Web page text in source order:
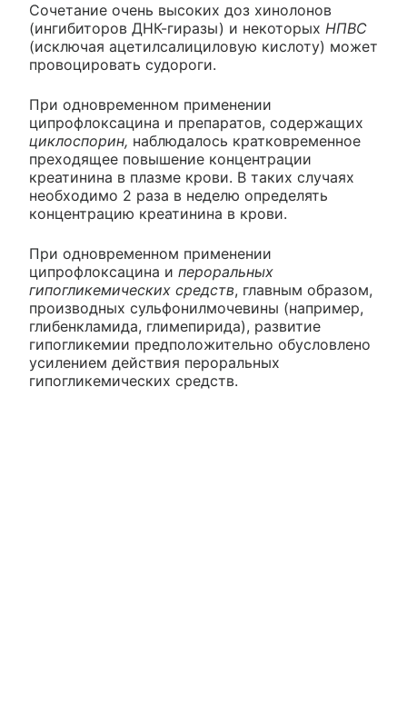
Сочетание очень высоких доз хинолонов
(ингибиторов ДНК-гиразы) и некоторых НПВС
(исключая ацетилсалициловую кислоту) может
провоцировать судороги.
При одновременном применении
ципрофлоксацина и препаратов, содержащих
циклоспорин, наблюдалось кратковременное
преходящее повышение концентрации
креатинина в плазме крови. В таких случаях
необходимо 2 раза в неделю определять
концентрацию креатинина в крови.
При одновременном применении
ципрофлоксацина и пероральных
гипогликемических средств, главным образом,
производных сульфонилмочевины (например,
глибенкламида, глимепирида), развитие
гипогликемии предположительно обусловлено
усилением действия пероральных
гипогликемических средств.